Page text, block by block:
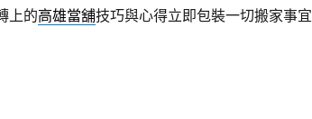
上的高雄當舖技巧與心得立即包裝一切搬家事宜